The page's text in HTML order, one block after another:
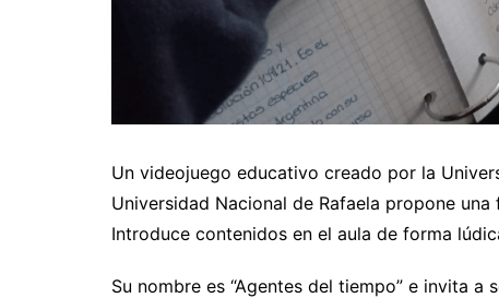
Un videojuego educativo creado por la
Universidad Nacional de Rafaela propone
Introduce contenidos en el aula de forma
Su nombre es “Agentes del tiempo” e invita